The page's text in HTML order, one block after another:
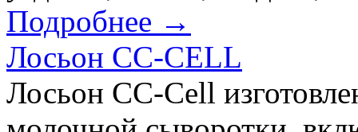
Подробнее →
Лосьон CC-CELL
Лосьон СС-Cell